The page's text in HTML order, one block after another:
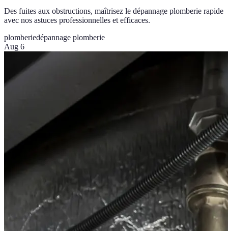
Des fuites aux obstructions, maîtrisez le dépannage plomberie rapide
avec nos astuces professionnelles et efficaces.
plomberiedépannage plomberie
Aug 6